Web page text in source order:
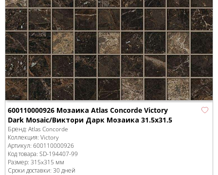
600110000926 Мозаика Atlas Concorde Victory
Dark Mosaic/Виктори Дарк Мозаика 31.5x31.5
Бренд: Atlas Concorde
Коллекция: Victory
Артикул: 600110000926
Код товара: SD-194407-99
Размер: 315x315 мм
Сроки доставки: 30 дней